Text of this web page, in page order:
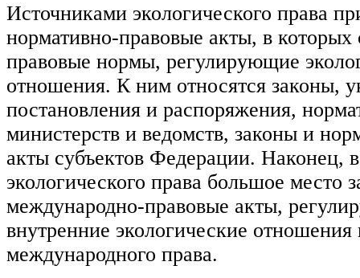
Источниками экологического права
нормативно-правовые акты, в которых
правовые нормы, регулирующие
отношения. К ним относятся законы,
постановления и распоряжения,
министерств и ведомств, законы и
акты субъектов Федерации. Наконец,
экологического права большое место
международно-правовые акты,
внутренние экологические
международного права.